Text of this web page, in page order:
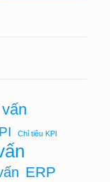
Chỉ tiêu KPI
ERP